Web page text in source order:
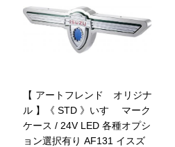
【 アートフレンド オリジナ
ル 】《 STD 》いすゞ マーク
ケース / 24V LED 各種オプシ
ョン選択有り AF131 イスズ